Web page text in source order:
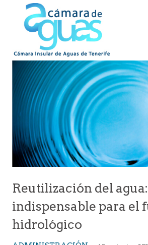
Reutilización del
indispensable para el
hidrológico